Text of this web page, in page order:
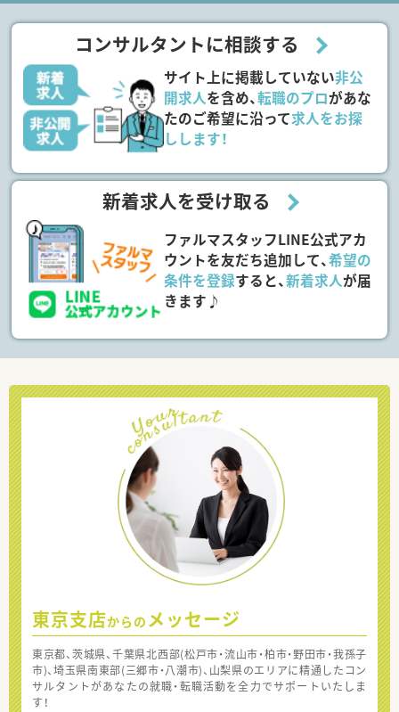
コンサルタントに相談する
サイト上に掲載していない非公
開求人を含め、転職のプロがあな
たのご希望に沿って求人をお探
しします！
新着求人を受け取る
ファルマスタッフLINE公式アカ
ウントを友だち追加して、希望の
条件を登録すると、新着求人が届
きます♪
東京支店からの メッセージ
東京都、茨城県、千葉県北西部(松戸市・流山市・柏市・野田市・我孫子
市)、埼玉県南東部(三郷市・八潮市)、山梨県のエリアに精通したコン
サルタントがあなたの就職・転職活動を全力でサポートいたしま
す！